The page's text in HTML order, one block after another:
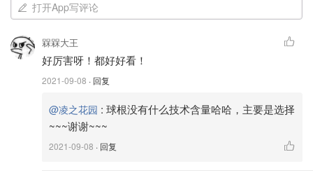
凌酱的花园
打开App写评论
槑槑大王
好厉害呀！都好好看！
2021-09-08 · 回复
@凌之花园 : 球根没有什么技术含量哈哈，主要是选择
~~~谢谢~~~
2021-09-08 · 回复